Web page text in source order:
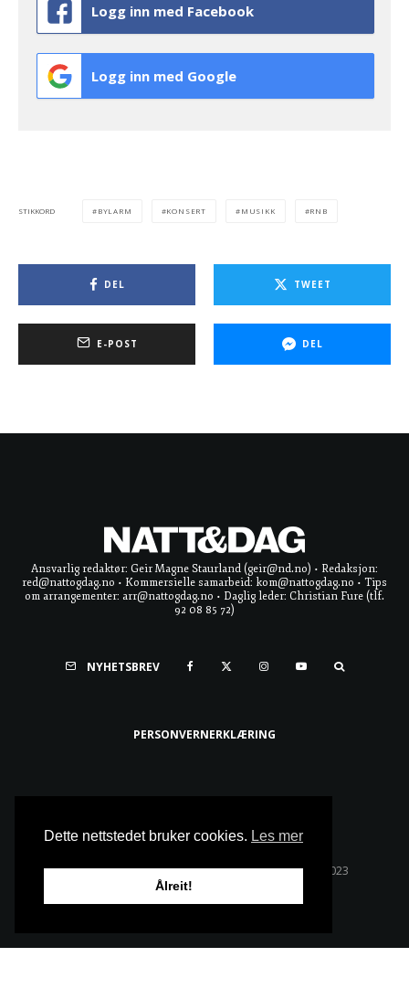
Logg inn med Facebook
Logg inn med Google
STIKKORD BYLARM KONSERT MUSIKK RNB
DEL TWEET
E-POST DEL
Ansvarlig redaktør: Geir Magne Staurland (geir@nd.no) • Redaksjon:
red@nattogdag.no • Kommersielle samarbeid: kom@nattogdag.no • Tips
om arrangementer: arr@nattogdag.no • Daglig leder: Christian Fure (tlf.
92 08 85 72)
NYHETSBREV
PERSONVERNERKLÆRING
Alle rettigheter reservert • Copyright © Natt & Dag 2023
Dette nettstedet bruker cookies. Les mer
Ålreit!